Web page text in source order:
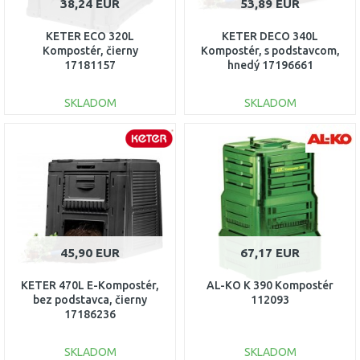
38,24 EUR
KETER ECO 320L
Kompostér, čierny
17181157
SKLADOM
DO KOŠÍKA
Porovnať
53,89 EUR
KETER DECO 340L
Kompostér, s podstavcom,
hnedý 17196661
SKLADOM
DO KOŠÍKA
Porovnať
45,90 EUR
KETER 470L E-Kompostér,
bez podstavca, čierny
17186236
SKLADOM
67,17 EUR
AL-KO K 390 Kompostér
112093
SKLADOM